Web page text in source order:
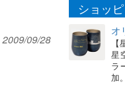
2009/09/28
ショッ
オ
星
ラ
加。